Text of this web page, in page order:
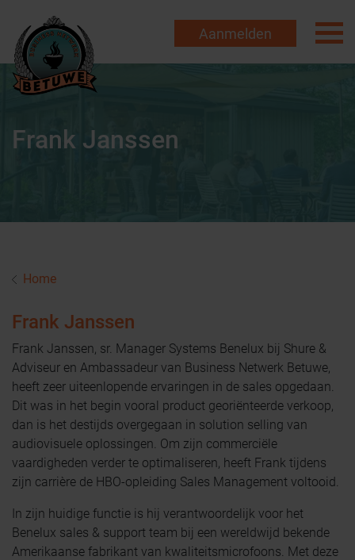
Aanmelden
Frank Janssen
Home
Frank Janssen
Frank Janssen, sr. Manager Systems Benelux bij Shure &
Adviseur en Ambassadeur van Business Netwerk Betuwe,
heeft zeer uiteenlopende ervaringen in de sales opgedaan.
Dit was in het begin vooral product georiënteerde verkoop,
dan is het destijds overgegaan in solution selling van
audiovisuele oplossingen. Om zijn commerciële
vaardigheden verder te optimaliseren, heeft Frank tijdens
zijn carrière de HBO-opleiding Sales Management voltooid.
In zijn huidige functie is hij verantwoordelijk voor het
Benelux sales & support team bij een wereldwijd bekende
Amerikaanse fabrikant van kwaliteitsmicrofoons. Met deze